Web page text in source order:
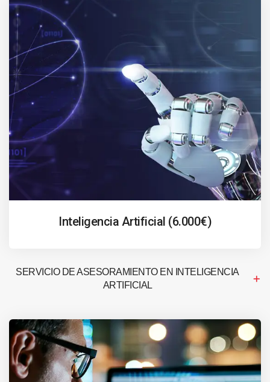
Inteligencia Artificial (6.000€)
SERVICIO DE ASESORAMIENTO EN INTELIGENCIA
ARTIFICIAL